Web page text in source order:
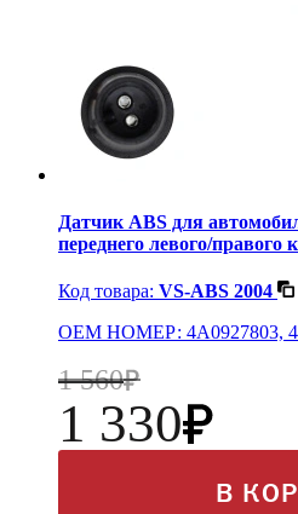
Датчик ABS для
переднего левого/правого
Код товара: VS-ABS 2004
OEM НОМЕР: 4A0927803,
1 560
1 330
В